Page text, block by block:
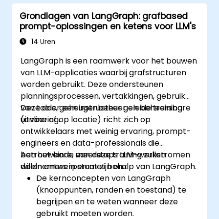
Grondlagen van LangGraph: grafbased
prompt-oplossingen en ketens voor LLM's
14 Uren
LangGraph is een raamwerk voor het bouwen
van LLM-applicaties waarbij grafstructuren
worden gebruikt. Deze ondersteunen
planningsprocessen, vertakkingen, gebruik
van tools, geheugenbeheer en beheersbare
uitvoering.
Deze door een instructeur geleide training
(online of op locatie) richt zich op
ontwikkelaars met weinig ervaring, prompt-
engineers en data-professionals die
betrouwbare, meerstaps LLM-werkstromen
willen ontwerpen met behulp van LangGraph.
Aan het einde van deze training zullen
deelnemers in staat zijn om:
De kernconcepten van LangGraph
(knooppunten, randen en toestand) te
begrijpen en te weten wanneer deze
gebruikt moeten worden.